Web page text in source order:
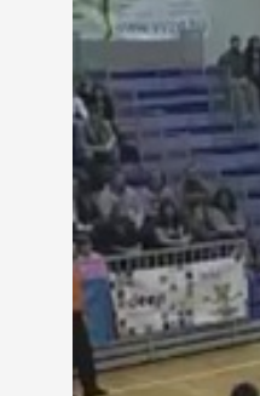
öt
eldőltek. A
szombathelyi
Térfélcserét
csak 11 pont volt a
pont körüli
csupán ahhoz volt
kapott ki 83:71-re
szombathelyiek
találkoznak a